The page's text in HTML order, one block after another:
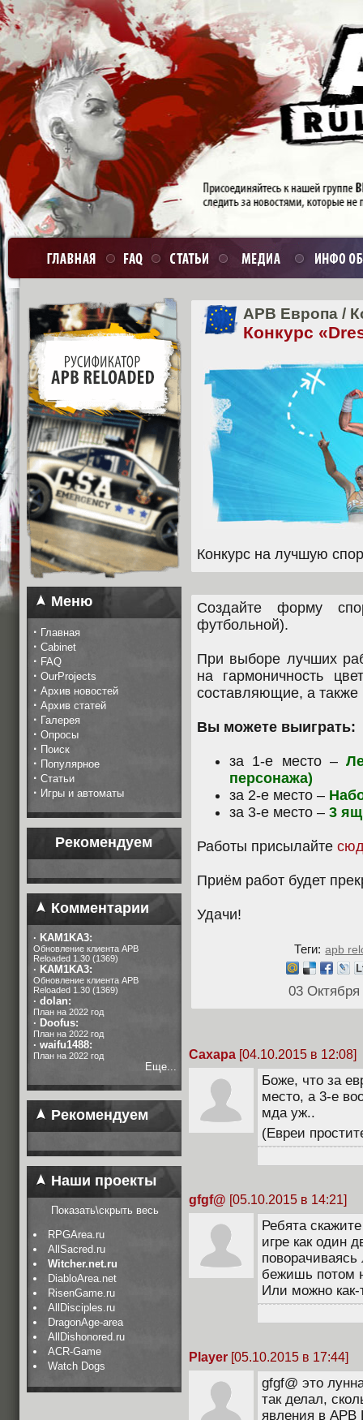
Меню
· Главная
· Cabinet
· FAQ
· OurProjects
· Архив новостей
· Архив статей
· Галерея
· Опросы
· Поиск
· Популярное
· Статьи
· Игры и автоматы
Рекомендуем
Комментарии
· KAM1KA3:
Обновление клиента APB
Reloaded 1.30 (1369)
· KAM1KA3:
Обновление клиента APB
Reloaded 1.30 (1369)
· dolan:
План на 2022 год
· Doofus:
План на 2022 год
· waifu1488:
План на 2022 год
Еще...
Рекомендуем
Наши проекты
Показать\скрыть весь
RPGArea.ru
AllSacred.ru
Witcher.net.ru
DiabloArea.net
RisenGame.ru
AllDisciples.ru
DragonAge-area
AllDishonored.ru
ACR-Game
Watch Dogs
APB Европа /
Конкурс
Конкурс на лучшую
Создайте форму
футбольной).
При выборе лучших
на гармоничность
составляющие, а также
Вы можете выиграть:
за 1-е место –
персонажа)
за 2-е место –
за 3-е место – 3
Работы присылайте
Приём работ будет
Удачи!
Теги: apb
03
Сахара [04.10.2015 в 12:08]
Боже, что за
место, а 3-е
мда уж..
(Евреи
gfgf@ [05.10.2015 в 14:21]
Ребята
игре как один
бежишь потом
Или можно как-
Player [05.10.2015 в 17:44]
gfgf@ это
так делал,
явления в APB